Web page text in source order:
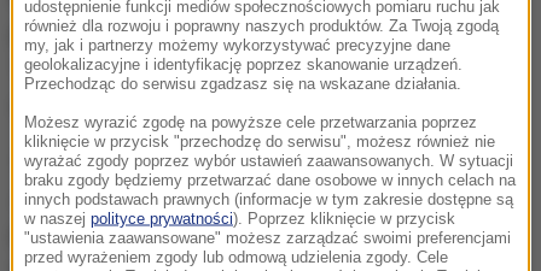
prefekturze Oita na wyspie Kiusiu - 35 stopni. W
Tokio, Osace Nagoi i Fukuoce było to ponad 30
Meteorolodzy ostrzegają, że w wielu regionach
Japonii upał utrzyma się przynajmniej do
poniedziałku. Mieszkańcom zaleca się stosowanie
udostępnienie funkcji mediów społecznościowych pomiaru ruchu jak
również dla rozwoju i poprawny naszych produktów. Za Twoją zgodą
my, jak i partnerzy możemy wykorzystywać precyzyjne dane
geolokalizacyjne i identyfikację poprzez skanowanie urządzeń.
Przechodząc do serwisu zgadzasz się na wskazane działania.
Możesz wyrazić zgodę na powyższe cele przetwarzania poprzez
kliknięcie w przycisk "przechodzę do serwisu", możesz również nie
wyrażać zgody poprzez wybór ustawień zaawansowanych. W sytuacji
braku zgody będziemy przetwarzać dane osobowe w innych celach na
innych podstawach prawnych (informacje w tym zakresie dostępne są
w naszej polityce prywatności). Poprzez kliknięcie w przycisk
"ustawienia zaawansowane" możesz zarządzać swoimi preferencjami
przed wyrażeniem zgody lub odmową udzielenia zgody. Cele